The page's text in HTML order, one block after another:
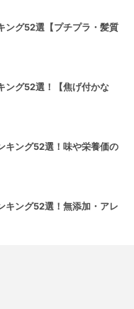
ング52選【プチプラ・髪質
ング52選！【焦げ付かな
キング52選！味や栄養価の
キング52選！無添加・アレ